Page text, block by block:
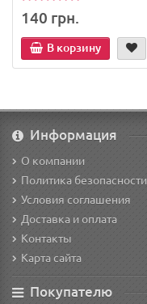
140 грн.
В корзину
Информация
О компании
Политика безопасности
Условия соглашения
Доставка и оплата
Контакты
Карта сайта
Покупателю